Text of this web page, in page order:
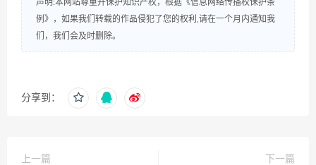
声明:本网站尊重并保护知识产权，根据《信息网络传播权保护条
例》，如果我们转载的作品侵犯了您的权利,请在一个月内通知我
们，我们会及时删除。
分享到：
上一篇
下一篇